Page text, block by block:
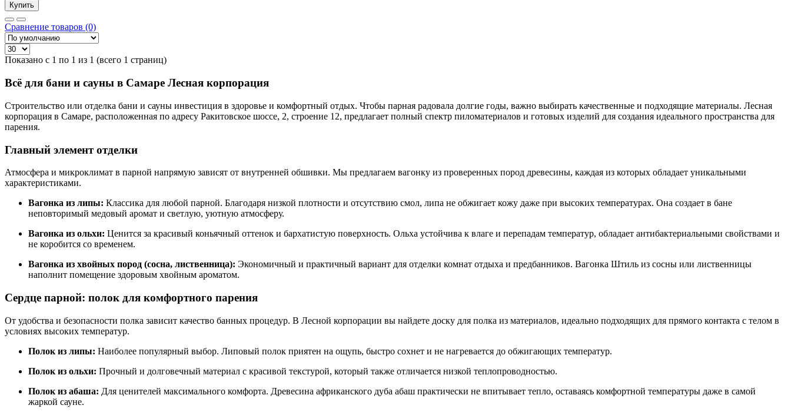
Купить
Сравнение товаров (0)
Показано с 1 по 1 из 1 (всего 1 страниц)
Всё для бани и сауны в Самаре Лесная корпорация
Строительство или отделка бани и сауны инвестиция в здоровье и комфортный отдых. Чтобы парная радовала долгие годы, важно выбирать качественные и подходящие материалы. Лесная
корпорация в Самаре, расположенная по адресу Ракитовское шоссе, 2, строение 12, предлагает полный спектр пиломатериалов и готовых изделий для создания идеального пространства для
парения.
Главный элемент отделки
Атмосфера и микроклимат в парной напрямую зависят от внутренней обшивки. Мы предлагаем вагонку из проверенных пород древесины, каждая из которых обладает уникальными
характеристиками.
Вагонка из липы: Классика для любой парной. Благодаря низкой плотности и отсутствию смол, липа не обжигает кожу даже при высоких температурах. Она создает в бане
неповторимый медовый аромат и светлую, уютную атмосферу.
Вагонка из ольхи: Ценится за красивый коньячный оттенок и бархатистую поверхность. Ольха устойчива к влаге и перепадам температур, обладает антибактериальными свойствами и
не коробится со временем.
Вагонка из хвойных пород (сосна, лиственница): Экономичный и практичный вариант для отделки комнат отдыха и предбанников. Вагонка Штиль из сосны или лиственницы
наполнит помещение здоровым хвойным ароматом.
Сердце парной: полок для комфортного парения
От удобства и безопасности полка зависит качество банных процедур. В Лесной корпорации вы найдете доску для полка из материалов, идеально подходящих для прямого контакта с телом в
условиях высоких температур.
Полок из липы: Наиболее популярный выбор. Липовый полок приятен на ощупь, быстро сохнет и не нагревается до обжигающих температур.
Полок из ольхи: Прочный и долговечный материал с красивой текстурой, который также отличается низкой теплопроводностью.
Полок из абаша: Для ценителей максимального комфорта. Древесина африканского дуба абаш практически не впитывает тепло, оставаясь комфортной температуры даже в самой
жаркой сауне.